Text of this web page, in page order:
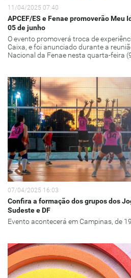
11/04/2025 07:40
APCEF/ES e Fenae promoverão Meu
05 de junho
O evento promoverá troca de
Caixa, e foi anunciado durante a
Nacional da Fenae nesta quarta-feira
07/04/2025 16:03
Confira a formação dos grupos dos
Sudeste e DF
Evento acontecerá em Campinas, de